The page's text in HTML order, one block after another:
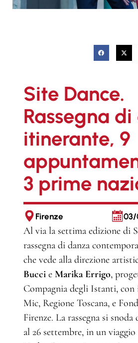
Site Dance.
Rassegna
itinerante, 9
3 prime
Firenze 03/
Al via la settima edizione di
rassegna di danza
che vede alla direzione
Bucci e Marika Errigo,
Compagnia degli Istanti, con
Mic, Regione Toscana, e
Firenze. La rassegna si
al 26 settembre, in un